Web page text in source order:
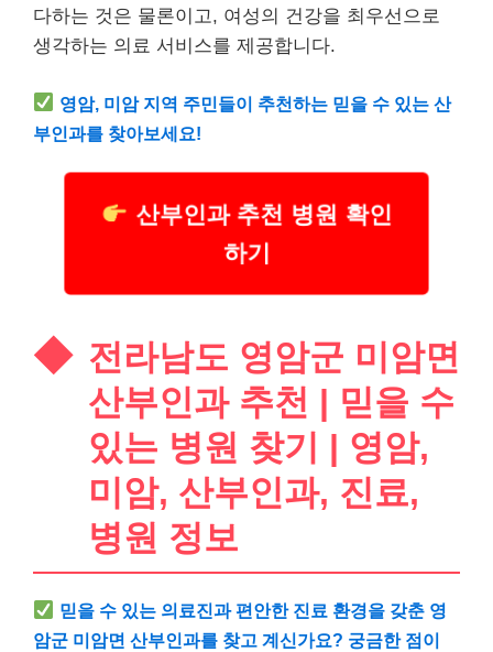
다하는 것은 물론이고, 여성의 건강을 최우선으로
생각하는 의료 서비스를 제공합니다.
영암, 미암 지역 주민들이 추천하는 믿을 수 있는 산
부인과를 찾아보세요!
산부인과 추천 병원 확인
하기
전라남도 영암군 미암면
산부인과 추천 | 믿을 수
있는 병원 찾기 | 영암,
미암, 산부인과, 진료,
병원 정보
믿을 수 있는 의료진과 편안한 진료 환경을 갖춘 영
암군 미암면 산부인과를 찾고 계신가요? 궁금한 점이